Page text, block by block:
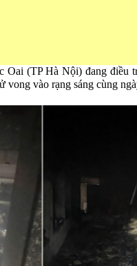
Oai (TP Hà Nội) đang điều
vong vào rạng sáng cùng